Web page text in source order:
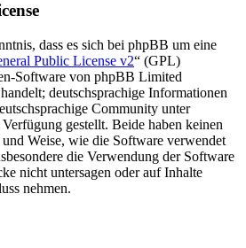
dass es sich bei phpBB um eine
Public License v2“ (GPL)
Software von phpBB Limited
deutschsprachige Informationen
Community unter
gestellt. Beide haben keinen
Weise, wie die Software verwendet
die Verwendung der Software
nicht untersagen oder auf Inhalte
nehmen.